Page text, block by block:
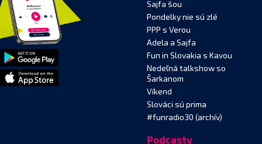
Sajfa šou
Pondelky nie sú zlé
PPP s Verou
Adela a Sajfa
Fun in Slovakia s Kavou
Nedeľná talkshow so
Šarkanom
Víkend
Slováci sú prima
#funradio30 (archív)
Podcasty